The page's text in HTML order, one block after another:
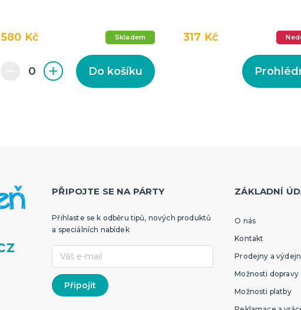
580 Kč Skladem
Do košíku
317 Kč
PŘIPOJTE SE NA PÁRTY
Přihlaste se k odběru tipů, nových produktů
a speciálních nabídek
ZÁKLADNÍ
O nás
Kontakt
Prodejny a
Možnosti dopravy
Možnosti platby